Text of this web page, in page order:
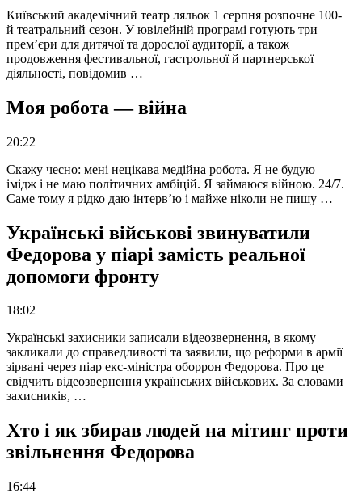
Київський академічний театр ляльок 1 серпня розпочне 100-
й театральний сезон. У ювілейній програмі готують три
прем’єри для дитячої та дорослої аудиторії, а також
продовження фестивальної, гастрольної й партнерської
діяльності, повідомив …
Моя робота — війна
20:22
Скажу чесно: мені нецікава медійна робота. Я не будую
імідж і не маю політичних амбіцій. Я займаюся війною. 24/7.
Саме тому я рідко даю інтерв’ю і майже ніколи не пишу …
Українські військові звинуватили
Федорова у піарі замість реальної
допомоги фронту
18:02
Українські захисники записали відеозвернення, в якому
закликали до справедливості та заявили, що реформи в армії
зірвані через піар екс-міністра оборрон Федорова. Про це
свідчить відеозвернення українських військових. За словами
захисників, …
Хто і як збирав людей на мітинг проти
звільнення Федорова
16:44